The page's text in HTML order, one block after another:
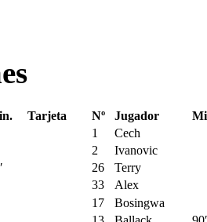
Tarjeta Nº Jugador
1
Cech
2
Ivanovic
26
Terry
33
Alex
17
Bosingwa